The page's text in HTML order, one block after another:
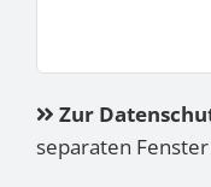
Zur
separaten